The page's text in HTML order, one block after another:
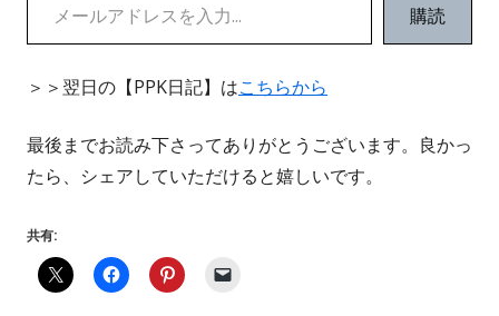
す
購読
＞＞翌日の【PPK日記】はこちらから
最後までお読み下さってありがとうございます。良かっ
たら、シェアしていただけると嬉しいです。
共有: